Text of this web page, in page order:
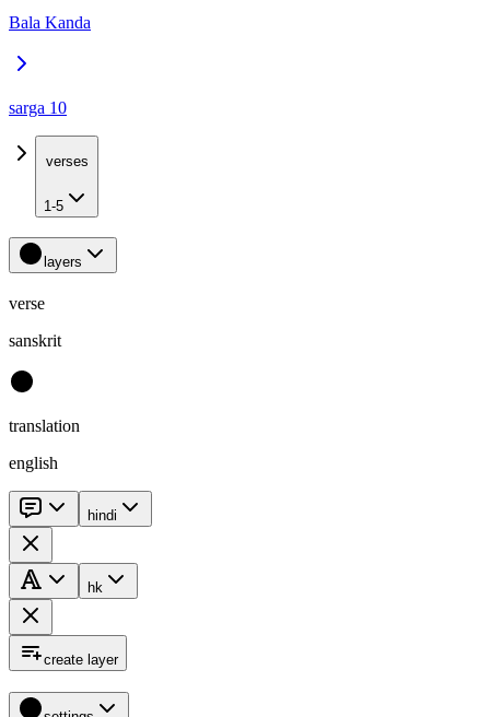
Bala Kanda
sarga 10
verses
1-5
layers
verse
sanskrit
translation
english
hindi
hk
create layer